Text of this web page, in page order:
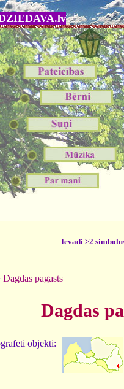
Ievadi >2
Dagdas pagasts
Dagdas
objekti: